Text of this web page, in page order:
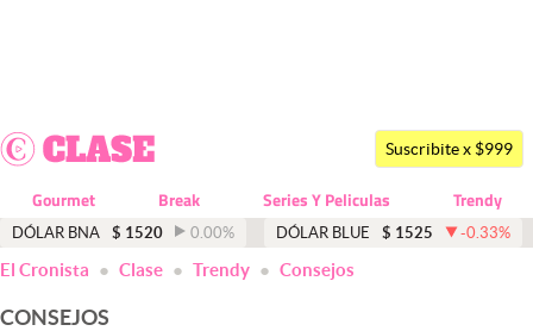
Dólar
Economía y Política
Finanzas y Mercados
Mercados Online
Suscribite x $999
Gourmet Break Series Y Peliculas Trendy
DÓLAR BNA $ 1520 0.00% DÓLAR BLUE $ 1525 -0.33%
El Cronista Clase Trendy Consejos
CONSEJOS